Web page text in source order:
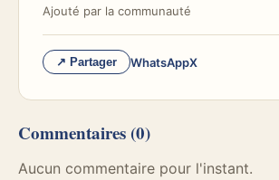
Ajouté par la communauté
↗ Partager WhatsAppX
Commentaires (0)
Aucun commentaire pour l'instant.